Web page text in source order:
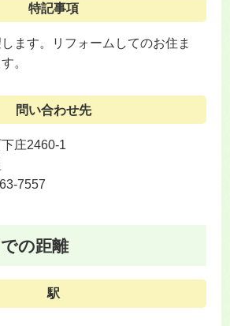
特記事項
ます。リフォームしてのお住ま
。
問い合わせ先
庄2460-1
7557
の距離
駅